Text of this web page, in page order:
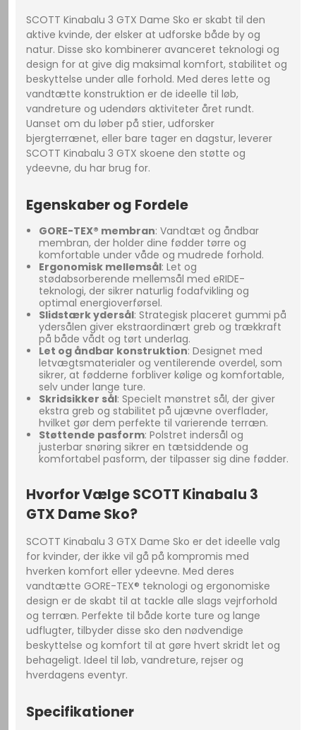
SCOTT Kinabalu 3 GTX Dame Sko er skabt til den
aktive kvinde, der elsker at udforske både by og
natur. Disse sko kombinerer avanceret teknologi og
design for at give dig maksimal komfort, stabilitet og
beskyttelse under alle forhold. Med deres lette og
vandtætte konstruktion er de ideelle til løb,
vandreture og udendørs aktiviteter året rundt.
Uanset om du løber på stier, udforsker
bjergterrænet, eller bare tager en dagstur, leverer
SCOTT Kinabalu 3 GTX skoene den støtte og
ydeevne, du har brug for.
Egenskaber og Fordele
GORE-TEX® membran: Vandtæt og åndbar
membran, der holder dine fødder tørre og
komfortable under våde og mudrede forhold.
Ergonomisk mellemsål: Let og
stødabsorberende mellemsål med eRIDE-
teknologi, der sikrer naturlig fodafvikling og
optimal energioverførsel.
Slidstærk ydersål: Strategisk placeret gummi på
ydersålen giver ekstraordinært greb og trækkraft
på både vådt og tørt underlag.
Let og åndbar konstruktion: Designet med
letvægtsmaterialer og ventilerende overdel, som
sikrer, at fødderne forbliver kølige og komfortable,
selv under lange ture.
Skridsikker sål: Specielt mønstret sål, der giver
ekstra greb og stabilitet på ujævne overflader,
hvilket gør dem perfekte til varierende terræn.
Støttende pasform: Polstret indersål og
justerbar snøring sikrer en tætsiddende og
komfortabel pasform, der tilpasser sig dine fødder.
Hvorfor Vælge SCOTT Kinabalu 3
GTX Dame Sko?
SCOTT Kinabalu 3 GTX Dame Sko er det ideelle valg
for kvinder, der ikke vil gå på kompromis med
hverken komfort eller ydeevne. Med deres
vandtætte GORE-TEX® teknologi og ergonomiske
design er de skabt til at tackle alle slags vejrforhold
og terræn. Perfekte til både korte ture og lange
udflugter, tilbyder disse sko den nødvendige
beskyttelse og komfort til at gøre hvert skridt let og
behageligt. Ideel til løb, vandreture, rejser og
hverdagens eventyr.
Specifikationer